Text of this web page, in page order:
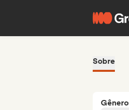
Sobre